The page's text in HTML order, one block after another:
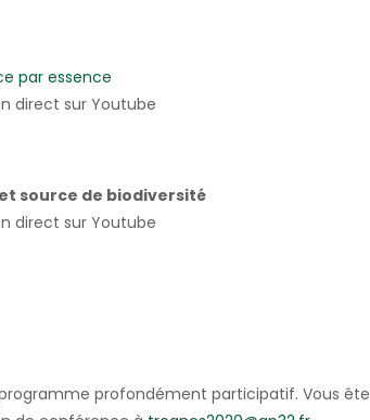
par essence
direct sur Youtube
source de biodiversité
direct sur Youtube
programme profondément participatif. Vous